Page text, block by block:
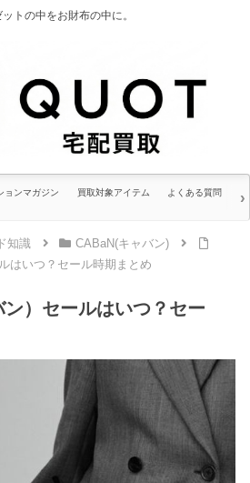
トの中をお財布の中に。
ョンマガジン 買取対象アイテム よくある質問
知識
CABaN(キャバン)
はいつ？セール時期まとめ
）セールはいつ？セー